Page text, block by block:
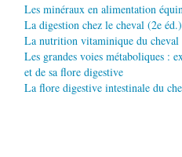
Les minéraux en alimentation
La digestion chez le cheval (2e éd.)
La nutrition vitaminique du cheval
Les grandes voies métaboliques :
et de sa flore digestive
La flore digestive intestinale du